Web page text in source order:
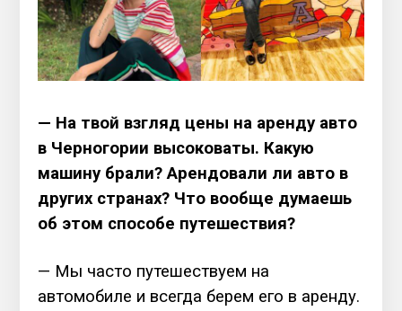
— На твой взгляд цены на аренду авто
в Черногории высоковаты. Какую
машину брали? Арендовали ли авто в
других странах? Что вообще думаешь
об этом способе путешествия?
— Мы часто путешествуем на
автомобиле и всегда берем его в аренду.